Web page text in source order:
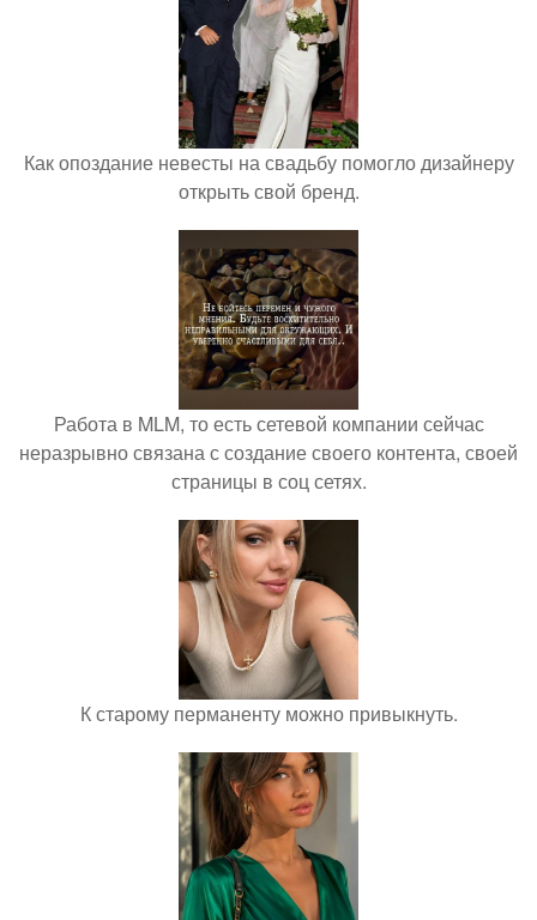
Как опоздание невесты на свадьбу помогло дизайнеру
открыть свой бренд.
Работа в MLM, то есть сетевой компании сейчас
неразрывно связана с создание своего контента, своей
страницы в соц сетях.
К старому перманенту можно привыкнуть.